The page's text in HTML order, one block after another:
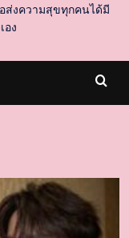
อส่งความสุขทุกคนได้มี
อง